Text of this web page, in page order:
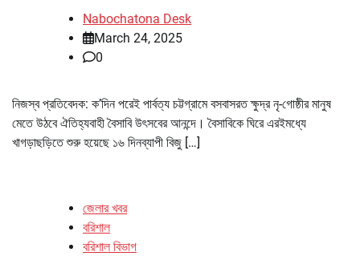
Nabochatona Desk
March 24, 2025
0
নিজস্ব প্রতিবেদক: ক’দিন পরেই পার্বত্য চট্টগ্রামে বসবাসরত ক্ষুদ্র নৃ-গোষ্ঠীর মানুষ
মেতে উঠবে ঐতিহ্যবাহী বৈসাবি উৎসবের আনন্দে। বৈসাবিকে ঘিরে এরইমধ্যে
খাগড়াছড়িতে শুরু হয়েছে ১৬ দিনব্যাপী বিজু […]
জেলার খবর
বরিশাল
বরিশাল বিভাগ